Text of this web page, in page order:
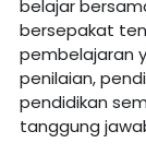
belajar
bersepakat
pembelajaran
penilaian,
pendidikan
tanggung